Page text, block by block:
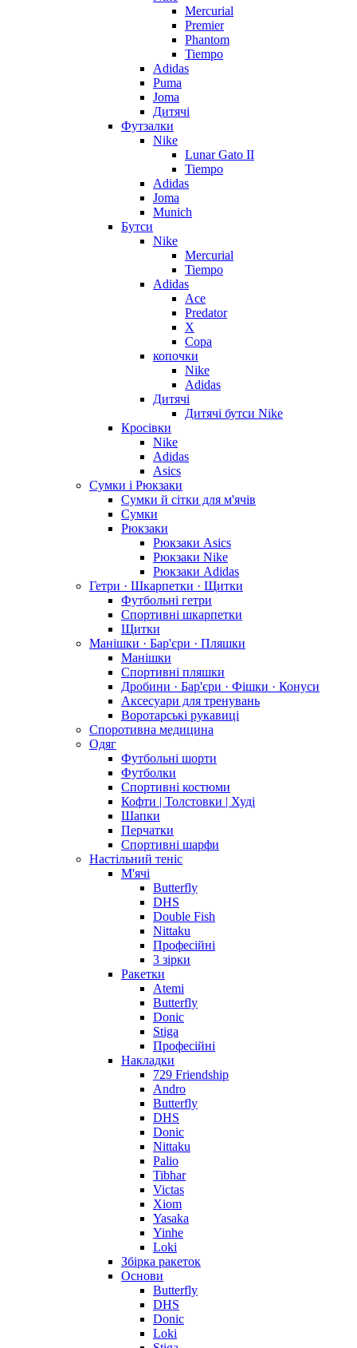
Mercurial
Premier
Phantom
Tiempo
Adidas
Puma
Joma
Дитячі
Футзалки
Nike
Lunar Gato II
Tiempo
Adidas
Joma
Munich
Бутси
Nike
Mercurial
Tiempo
Adidas
Ace
Predator
X
Copa
копочки
Nike
Adidas
Дитячі
Дитячі бутси Nike
Кросівки
Nike
Adidas
Asics
Сумки і Рюкзаки
Сумки й сітки для м'ячів
Сумки
Рюкзаки
Рюкзаки Asics
Рюкзаки Nike
Рюкзаки Adidas
Гетри · Шкарпетки · Щитки
Футбольні гетри
Спортивні шкарпетки
Щитки
Манішки · Бар'єри · Пляшки
Манішки
Спортивні пляшки
Дробини · Бар'єри · Фішки · Конуси
Аксесуари для тренувань
Воротарські рукавиці
Споротивна медицина
Одяг
Футбольні шорти
Футболки
Спортивні костюми
Кофти | Толстовки | Худі
Шапки
Перчатки
Спортивні шарфи
Настільний теніс
М'ячі
Butterfly
DHS
Double Fish
Nittaku
Професійні
3 зірки
Ракетки
Atemi
Butterfly
Donic
Stiga
Професійні
Накладки
729 Friendship
Andro
Butterfly
DHS
Donic
Nittaku
Palio
Tibhar
Victas
Xiom
Yasaka
Yinhe
Loki
Збірка ракеток
Основи
Butterfly
DHS
Donic
Loki